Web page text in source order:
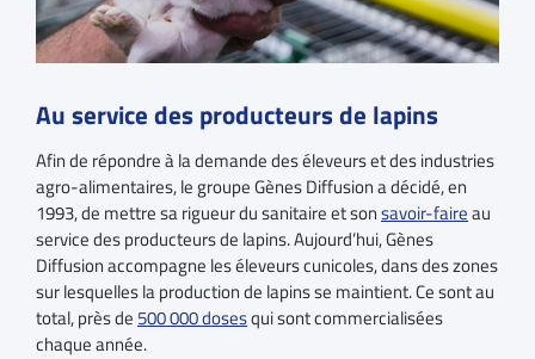
Au service des producteurs de lapins
Afin de répondre à la demande des éleveurs et des industries
agro-alimentaires, le groupe Gènes Diffusion a décidé, en
1993, de mettre sa rigueur du sanitaire et sonsavoir-faireau
service des producteurs de lapins. Aujourd’hui, Gènes
Diffusion accompagne les éleveurs cunicoles, dans des zones
sur lesquelles la production de lapins se maintient. Ce sont au
total, près de 500 000 dosesqui sont commercialisées
chaque année.